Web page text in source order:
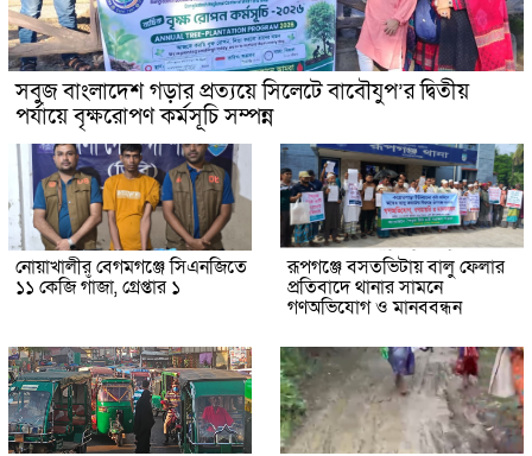
সবুজ বাংলাদেশ গড়ার প্রত্যয়ে সিলেটে বাবৌযুপ’র দ্বিতীয়
পর্যায়ে বৃক্ষরোপণ কর্মসূচি সম্পন্ন
নোয়াখালীর বেগমগঞ্জে সিএনজিতে
১১ কেজি গাঁজা, গ্রেপ্তার ১
রূপগঞ্জে বসতভিটায় বালু ফেলার
প্রতিবাদে থানার সামনে
গণঅভিযোগ ও মানববন্ধন